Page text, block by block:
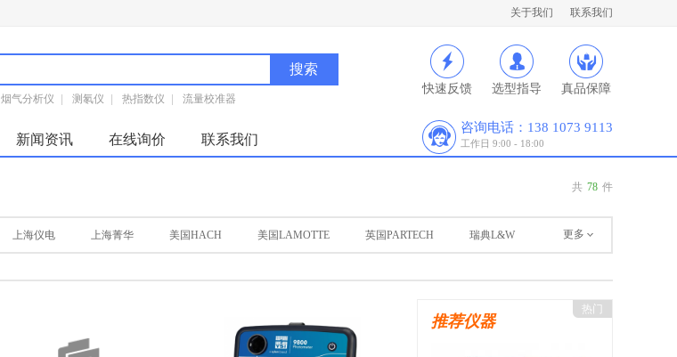
关于我们 联系我们
快速反馈 选型指导 真品保障
烟气分析仪 测氡仪 热指数仪 流量校准器
新闻资讯 在线询价 联系我们
咨询电话：138 1073 9113
工作日 9:00 - 18:00
共 78 件
上海仪电 上海菁华 美国HACH 美国LAMOTTE 英国PARTECH 瑞典L&W 更多
热门
推荐仪器